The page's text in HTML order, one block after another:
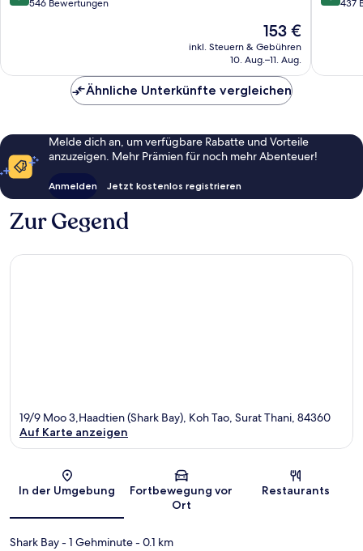
546 Bewertungen
Der
Preis
beträgt
153 €
inkl. Steuern & Gebühren
10. Aug.–11. Aug.
437
Ähnliche Unterkünfte vergleichen
Melde dich an, um verfügbare Rabatte und Vorteile
anzuzeigen. Mehr Prämien für noch mehr Abenteuer!
Anmelden Jetzt kostenlos registrieren
Zur Gegend
Karte
19/9 Moo 3,Haadtien (Shark Bay), Koh Tao, Surat Thani, 84360
Auf Karte anzeigen
In der Umgebung
Fortbewegung vor
Ort
Restaurants
Shark Bay- 1 Gehminute- 0.1 km